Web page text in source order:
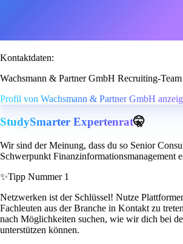
Kontaktdaten:
Wachsmann & Partner GmbH Recruiting-Team
Profil von Wachsmann & Partner GmbH
StudySmarter Expertenrat🤫
Wir sind der Meinung, dass du so Senior
Schwerpunkt Finanzinformationsmanagement
✨Tipp Nummer 1
Netzwerken ist der Schlüssel! Nutze
Fachleuten aus der Branche in Kontakt zu
nach Möglichkeiten suchen, wie wir dich bei
unterstützen können.